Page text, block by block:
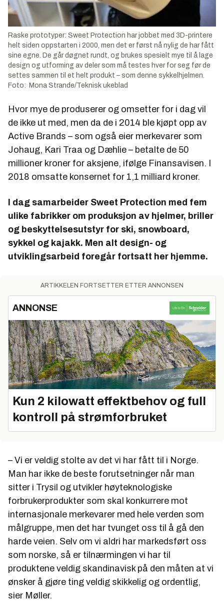
Raske prototyper: Sweet Protection har jobbet med 3D-printere
helt siden oppstarten i 2000, men det er først nå nylig de har fått
sine egne. De går døgnet rundt, og brukes spesielt mye til å lage
design og utforming av deler som må testes hver for seg før de
settes sammen til et helt produkt – som denne sykkelhjelmen.
Foto: Mona Strande/Teknisk ukeblad
Hvor mye de produserer og omsetter for i dag vil
de ikke ut med, men da de i 2014 ble kjøpt opp av
Active Brands – som også eier merkevarer som
Johaug, Kari Traa og Dæhlie – betalte de 50
millioner kroner for aksjene, ifølge Finansavisen. I
2018 omsatte konsernet for 1,1 milliard kroner.
I dag samarbeider Sweet Protection med fem
ulike fabrikker om produksjon av hjelmer, briller
og beskyttelsesutstyr for ski, snowboard,
sykkel og kajakk. Men alt design- og
utviklingsarbeid foregår fortsatt her hjemme.
ARTIKKELEN FORTSETTER ETTER ANNONSEN
ANNONSE
Kun 2 kilowatt effektbehov og full
kontroll på strømforbruket
– Vi er veldig stolte av det vi har fått til i Norge.
Man har ikke de beste forutsetninger når man
sitter i Trysil og utvikler høyteknologiske
forbrukerprodukter som skal konkurrere mot
internasjonale merkevarer med hele verden som
målgruppe, men det har tvunget oss til å gå den
harde veien. Selv om vi aldri har markedsført oss
som norske, så er tilnærmingen vi har til
produktene veldig skandinavisk på den måten at vi
ønsker å gjøre ting veldig skikkelig og ordentlig,
sier Møller.